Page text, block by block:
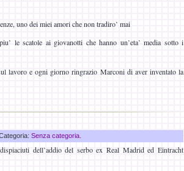
uno dei miei amori che non tradiro’ mai
le scatole ai giovanotti che hanno un’eta’ media sotto i
lavoro e ogni giorno ringrazio Marconi di aver inventato la
Senza categoria
dell’addio del serbo ex Real Madrid ed Eintracht